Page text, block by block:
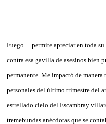
Fuego… permite apreciar en toda
contra esa gavilla de asesinos bien
permanente. Me impactó de
personales del último trimestre del
estrellado cielo del Escambray
tremebundas anécdotas que se